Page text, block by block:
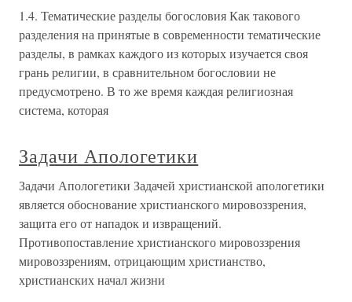
1.4. Тематические разделы богословия Как такового
разделения на принятые в современности тематические
разделы, в рамках каждого из которых изучается своя
грань религии, в сравнительном богословии не
предусмотрено. В то же время каждая религиозная
система, которая
Задачи Апологетики
Задачи Апологетики Задачей христианской апологетики
является обоснование христианского мировоззрения,
защита его от нападок и извращений.
Противопоставление христианского мировоззрения
мировоззрениям, отрицающим христианство,
христианских начал жизни